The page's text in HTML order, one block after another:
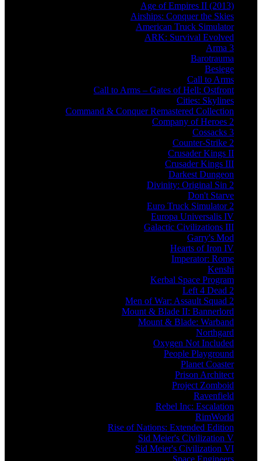
Age of Empires II (2013)
Airships: Conquer the Skies
American Truck Simulator
ARK: Survival Evolved
Arma 3
Barotrauma
Besiege
Call to Arms
Call to Arms – Gates of Hell: Ostfront
Cities: Skylines
Command & Conquer Remastered Collection
Company of Heroes 2
Cossacks 3
Counter-Strike 2
Crusader Kings II
Crusader Kings III
Darkest Dungeon
Divinity: Original Sin 2
Don't Starve
Euro Truck Simulator 2
Europa Universalis IV
Galactic Civilizations III
Garry's Mod
Hearts of Iron IV
Imperator: Rome
Kenshi
Kerbal Space Program
Left 4 Dead 2
Men of War: Assault Squad 2
Mount & Blade II: Bannerlord
Mount & Blade: Warband
Northgard
Oxygen Not Included
People Playground
Planet Coaster
Prison Architect
Project Zomboid
Ravenfield
Rebel Inc: Escalation
RimWorld
Rise of Nations: Extended Edition
Sid Meier's Civilization V
Sid Meier's Civilization VI
Space Engineers